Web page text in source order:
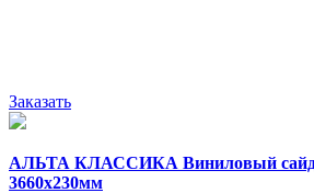
Заказать
АЛЬТА КЛАССИКА Виниловый
3660х230мм